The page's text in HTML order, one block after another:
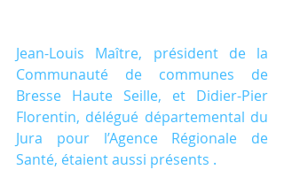
Jean-Louis Maître, président de la
Communauté de communes de
Bresse Haute Seille, et Didier-Pier
Florentin, délégué départemental du
Jura pour l’Agence Régionale de
Santé, étaient aussi présents .